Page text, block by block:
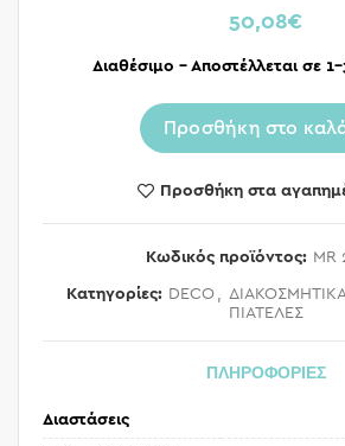
50,08€
Διαθέσιμο – Αποστέλλεται σε
Προσθήκη στο
Προσθήκη στα
Κωδικός προϊόντος: MR
Κατηγορίες: DECO ,
ΠΙΑΤΕΛΕΣ
ΠΛΗΡΟΦΟΡΙΕΣ
Διαστάσεις